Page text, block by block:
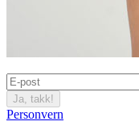
Ja, takk!
Personvern